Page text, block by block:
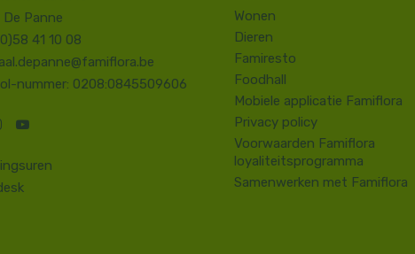
Panne
41 10 08
nummer: 0208:0845509606
Wonen
Dieren
Famiresto
Foodhall
Mobiele applicatie Famiflora
Privacy policy
Voorwaarden Famiflora
loyaliteitsprogramma
Samenwerken met Famiflora